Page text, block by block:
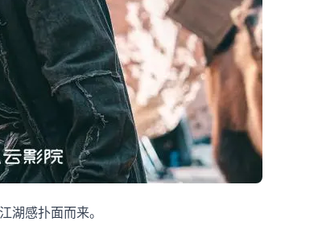
湖感扑面而来。